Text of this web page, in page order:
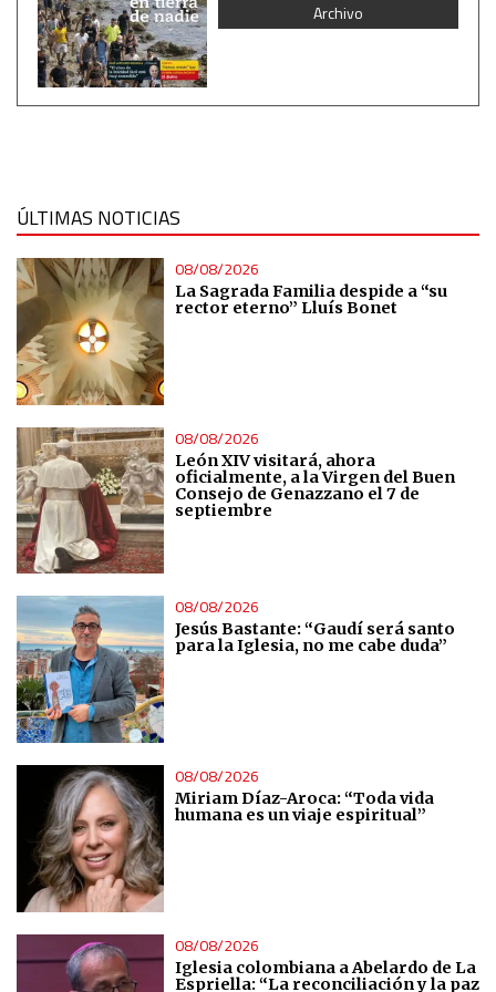
Archivo
ÚLTIMAS NOTICIAS
08/08/2026
La Sagrada Familia despide a “su
rector eterno” Lluís Bonet
08/08/2026
León XIV visitará, ahora
oficialmente, a la Virgen del Buen
Consejo de Genazzano el 7 de
septiembre
08/08/2026
Jesús Bastante: “Gaudí será santo
para la Iglesia, no me cabe duda”
08/08/2026
Miriam Díaz-Aroca: “Toda vida
humana es un viaje espiritual”
08/08/2026
Iglesia colombiana a Abelardo de La
Espriella: “La reconciliación y la paz
Measure advertising performance
Measure content performance
Develop and improve services
Use limited data to select content
IAB Special Features:
Use precise geolocation data
Identify devices based on information actively requested
Non-IAB processing purposes:
Essential
Analytical
Functional
Advertising